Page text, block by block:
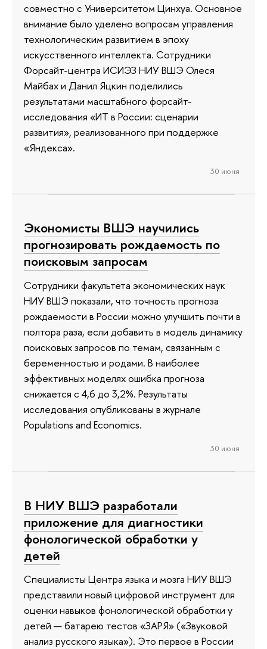
совместно с Университетом Цинхуа. Основное
внимание было уделено вопросам управления
технологическим развитием в эпоху
искусственного интеллекта. Сотрудники
Форсайт-центра ИСИЭЗ НИУ ВШЭ Олеся
Майбах и Данил Яцкин поделились
результатами масштабного форсайт-
исследования «ИТ в России: сценарии
развития», реализованного при поддержке
«Яндекса».
30 июня
Экономисты ВШЭ научились
прогнозировать рождаемость по
поисковым запросам
Сотрудники факультета экономических наук
НИУ ВШЭ показали, что точность прогноза
рождаемости в России можно улучшить почти в
полтора раза, если добавить в модель динамику
поисковых запросов по темам, связанным с
беременностью и родами. В наиболее
эффективных моделях ошибка прогноза
снижается с 4,6 до 3,2%. Результаты
исследования опубликованы в журнале
Populations and Economics.
30 июня
В НИУ ВШЭ разработали
приложение для диагностики
фонологической обработки у
детей
Специалисты Центра языка и мозга НИУ ВШЭ
представили новый цифровой инструмент для
оценки навыков фонологической обработки у
детей — батарею тестов «ЗАРЯ» («Звуковой
анализ русского языка»). Это первое в России